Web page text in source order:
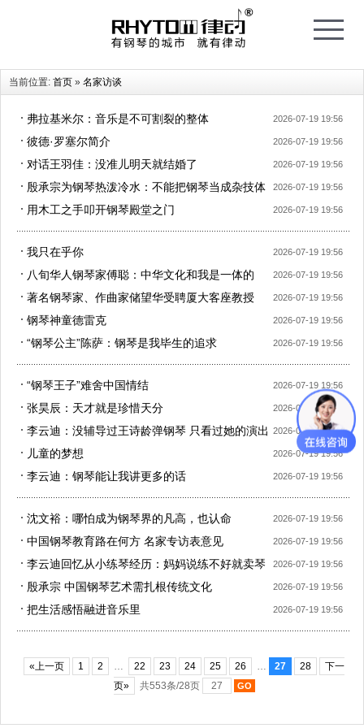
e
g
t
o
n
当前位置: 首页 » 名家访谈
2026-07-19 19:56
弗拉基米尔：音乐是不可割裂的整体
2026-07-19 19:56
彼德·罗塞尔简介
2026-07-19 19:56
对话王羽佳：没准儿明天就结婚了
2026-07-19 19:56
殷承宗为钢琴热泼冷水：不能把钢琴当成杂技体
操来练
2026-07-19 19:56
用木工之手叩开钢琴殿堂之门
2026-07-19 19:56
我只在乎你
2026-07-19 19:56
八旬华人钢琴家傅聪：中华文化和我是一体的
2026-07-19 19:56
著名钢琴家、作曲家储望华受聘厦大客座教授
(图)
2026-07-19 19:56
钢琴神童德雷克
2026-07-19 19:56
“钢琴公主”陈萨：钢琴是我毕生的追求
2026-07-19 19:56
“钢琴王子”难舍中国情结
2026-07-19 19:56
张昊辰：天才就是珍惜天分
2026-07-19 19:56
李云迪：没辅导过王诗龄弹钢琴 只看过她的演出
2026-07-19 19:56
儿童的梦想
2026-07-19 19:56
李云迪：钢琴能让我讲更多的话
2026-07-19 19:56
沈文裕：哪怕成为钢琴界的凡高，也认命
2026-07-19 19:56
中国钢琴教育路在何方 名家专访表意见
2026-07-19 19:56
李云迪回忆从小练琴经历：妈妈说练不好就卖琴
(图)
2026-07-19 19:56
殷承宗 中国钢琴艺术需扎根传统文化
2026-07-19 19:56
把生活感悟融进音乐里
«上一页 1 2 … 22 23 24 25 26 … 27 28
下一
页»
共553条/28页